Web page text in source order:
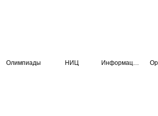
Олимпиады НИЦ